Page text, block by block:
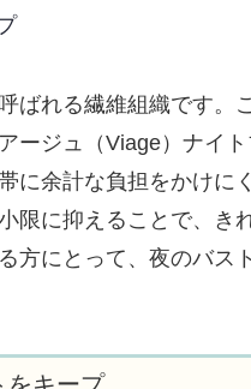
ばれる繊維組織です。
ージュ（Viage）ナイ
に余計な負担をかけに
限に抑えることで、き
方にとって、夜のバス